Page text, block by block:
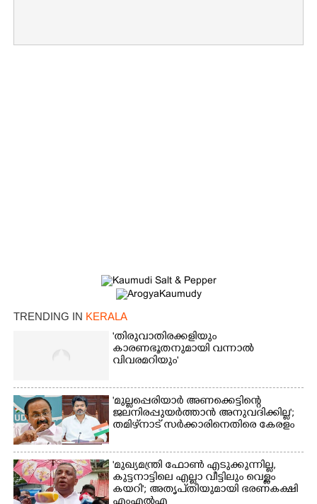
TRENDING IN KERALA
'തിരുവാതിരക്കളിയും
കാരണഭൂതനുമായി വന്നാൽ
വിവരമറിയും '
'മുല്ലപ്പെരിയാർ അണക്കെട്ടിന്റെ
ജലനിരപ്പുയർത്താൻ അനുവദിക്കില്ല';
തമിഴ്‌നാട് സർക്കാരിനെതിരെ കേരളം
'മുഖ്യമന്ത്രി ഫോൺ എടുക്കുന്നില്ല,
കുട്ടനാട്ടിലെ എല്ലാ വീട്ടിലും വെള്ളം
കയറി'; അതൃപ്‌തിയുമായി ഭരണകക്ഷി